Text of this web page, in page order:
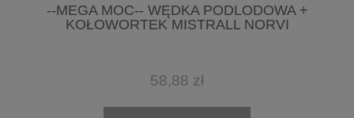
--MEGA MOC-- WĘDKA PODLODOWA +
KOŁOWORTEK MISTRALL NORVI
58,88 zł